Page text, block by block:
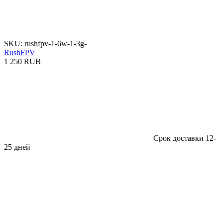
SKU: rushfpv-1-6w-1-3g-
RushFPV
1 250 RUB
Срок доставки 12-
25 дней